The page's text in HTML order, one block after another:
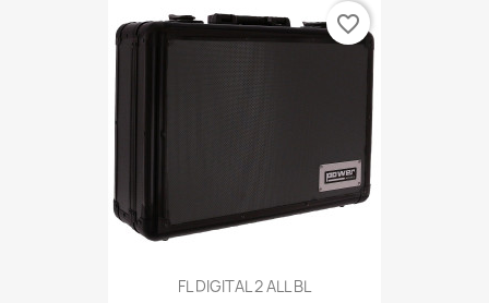
FL DIGITAL 2 ALL BL
favorite_border